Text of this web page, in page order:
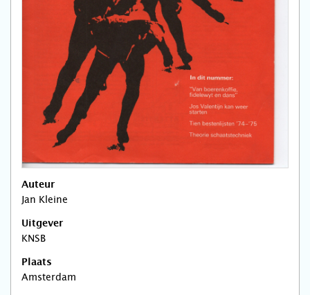
Auteur
Jan Kleine
Uitgever
KNSB
Plaats
Amsterdam